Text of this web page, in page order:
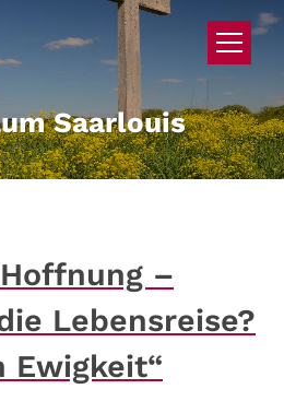
Saarlouis
–
Lebensreise?
Ewigkeit“